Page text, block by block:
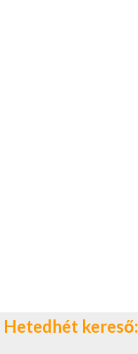
Hetedhét kereső: